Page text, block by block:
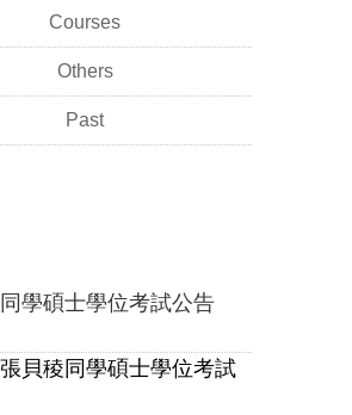
Courses
Others
Past
學碩士學位考試公告
貝稜同學碩士學位考試